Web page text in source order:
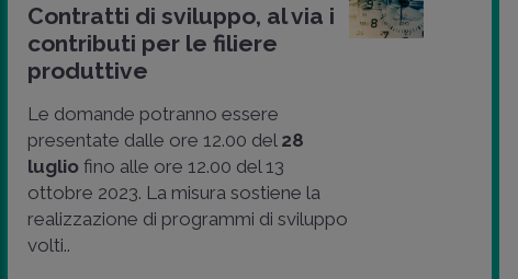
Contratti di sviluppo, al via i
contributi per le filiere
produttive
Le domande potranno essere
presentate dalle ore 12.00 del 28
luglio fino alle ore 12.00 del 13
ottobre 2023. La misura sostiene la
realizzazione di programmi di sviluppo
volti..